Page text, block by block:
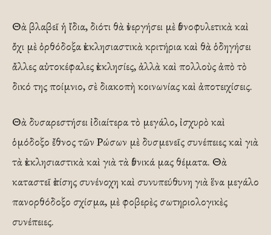
Θὰ βλαβεῖ ἡ ἴδια, διότι θὰ ἐνεργήσει μὲ ἐθνοφυλετικὰ καὶ
ὄχι μὲ ὀρθόδοξα ἐκκλησιαστικὰ κριτήρια καὶ θὰ ὁδηγήσει
ἄλλες αὐτοκέφαλες ἐκκλησίες, ἀλλὰ καὶ πολλοὺς ἀπὸ τὸ
δικό της ποίμνιο, σὲ διακοπὴ κοινωνίας καὶ ἀποτειχίσεις.
Θὰ δυσαρεστήσει ἰδιαίτερα τὸ μεγάλο, ἰσχυρὸ καὶ
ὁμόδοξο ἔθνος τῶν Ρώσων μὲ δυσμενεῖς συνέπειες καὶ γιὰ
τὰ ἐκκλησιαστικὰ καὶ γιὰ τὰ ἐθνικά μας θέματα. Θὰ
καταστεῖ ἐπίσης συνένοχη καὶ συνυπεύθυνη γιὰ ἕνα μεγάλο
πανορθόδοξο σχίσμα, μὲ φοβερὲς σωτηριολογικὲς
συνέπειες.